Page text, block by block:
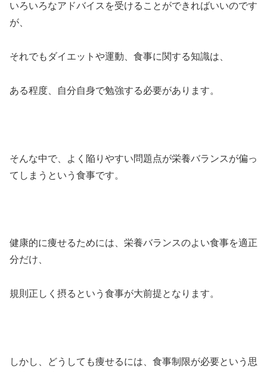
いろいろなアドバイスを受けることができればいいのです
が、
それでもダイエットや運動、食事に関する知識は、
ある程度、自分自身で勉強する必要があります。
そんな中で、よく陥りやすい問題点が栄養バランスが偏っ
てしまうという食事です。
健康的に痩せるためには、栄養バランスのよい食事を適正
分だけ、
規則正しく摂るという食事が大前提となります。
しかし、どうしても痩せるには、食事制限が必要という思